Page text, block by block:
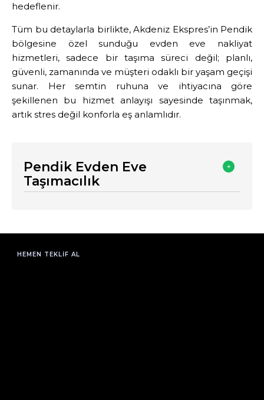
hedeflenir.
Tüm bu detaylarla birlikte, Akdeniz Ekspres’in Pendik
bölgesine özel sunduğu evden eve nakliyat
hizmetleri, sadece bir taşıma süreci değil; planlı,
güvenli, zamanında ve müşteri odaklı bir yaşam geçişi
sunar. Her semtin ruhuna ve ihtiyacına göre
şekillenen bu hizmet anlayışı sayesinde taşınmak,
artık stres değil konforla eş anlamlıdır.
Pendik Evden Eve
Taşımacılık
HEMEN TEKLIF AL